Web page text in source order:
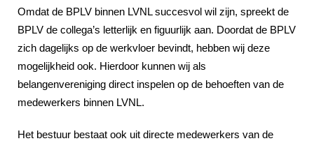
Omdat de BPLV binnen LVNL succesvol wil zijn, spreekt de
BPLV de collega’s letterlijk en figuurlijk aan. Doordat de BPLV
zich dagelijks op de werkvloer bevindt, hebben wij deze
mogelijkheid ook. Hierdoor kunnen wij als
belangenvereniging direct inspelen op de behoeften van de
medewerkers binnen LVNL.
Het bestuur bestaat ook uit directe medewerkers van de